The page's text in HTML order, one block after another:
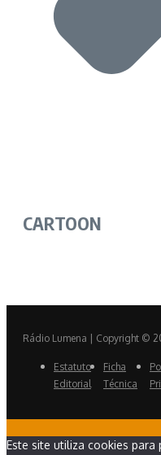
CARTOON
Rádio Lumena | Copyright ©
Estatuto
Editorial
Ficha
Técnica
Este site utiliza cookies